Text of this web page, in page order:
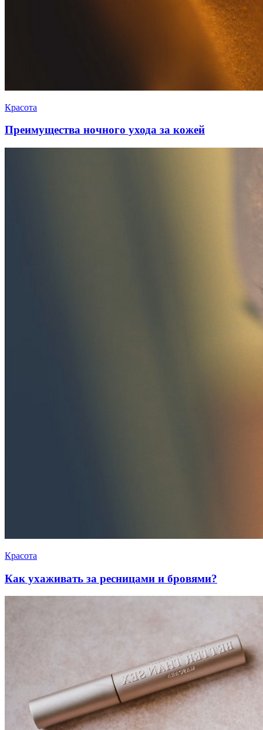
Красота
Преимущества ночного ухода за кожей
Красота
Как ухаживать за ресницами и бровями?